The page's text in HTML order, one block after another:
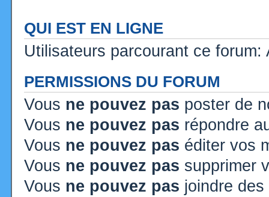
QUI EST EN LIGNE
Utilisateurs parcourant ce
PERMISSIONS DU FORUM
Vous ne pouvez pas poster de
Vous ne pouvez pas répondre
Vous ne pouvez pas éditer vos
Vous ne pouvez pas supprimer
Vous ne pouvez pas joindre